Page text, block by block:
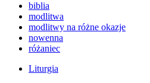
biblia
modlitwa
modlitwy na różne okazje
nowenna
różaniec
Liturgia